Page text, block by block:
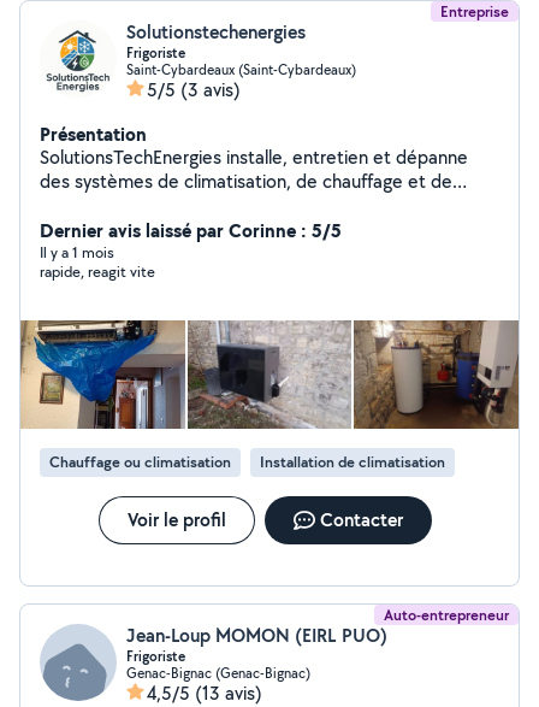
Entreprise
Solutionstechenergies
Frigoriste
Saint-Cybardeaux (Saint-Cybardeaux)
5/5 (3 avis)
Présentation
SolutionsTechEnergies installe, entretien et dépanne
des systèmes de climatisation, de chauffage et de
professionnels. Nous proposons des solutions
énergétiques modernes, performantes et durables pour
réduire votre consommation et améliorer votre confort
rapidement avec un service fiable, soigné et
personnalisé."
Dernier avis laissé par Corinne : 5/5
Il y a 1 mois
rapide, reagit vite
Chauffage ou climatisation Installation de climatisation
Voir le profil Contacter
Auto-entrepreneur
Jean-Loup MOMON (EIRL PUO)
Frigoriste
Genac-Bignac (Genac-Bignac)
4,5/5 (13 avis)